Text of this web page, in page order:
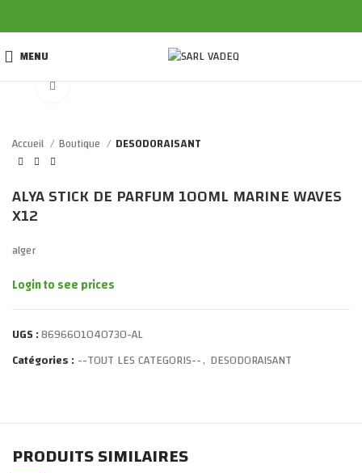
MENU
Click to enlarge
Accueil Boutique DESODORAISANT
ALYA STICK DE PARFUM 100ML MARINE WAVES
X12
alger
Login to see prices
UGS :8696601040730-AL
Catégories :--TOUT LES CATEGORIS--, DESODORAISANT
PRODUITS SIMILAIRES